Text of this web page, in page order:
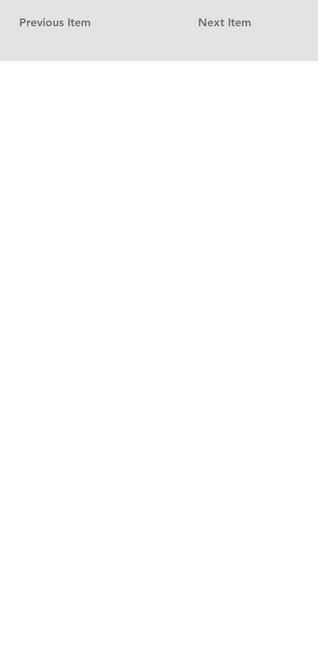
Previous Item Next Item